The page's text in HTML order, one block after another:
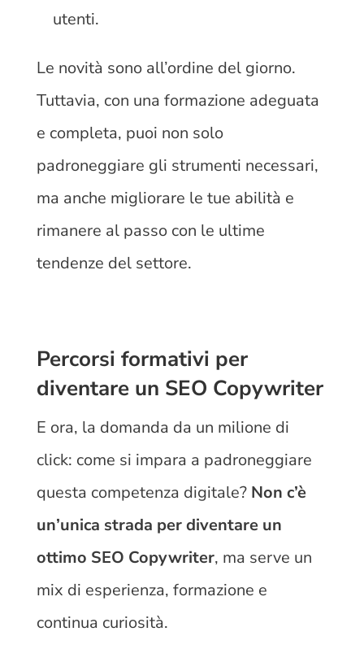
utenti.
Le novità sono all’ordine del giorno.
Tuttavia, con una formazione adeguata
e completa, puoi non solo
padroneggiare gli strumenti necessari,
ma anche migliorare le tue abilità e
rimanere al passo con le ultime
tendenze del settore.
Percorsi formativi per
diventare un SEO Copywriter
E ora, la domanda da un milione di
click: come si impara a padroneggiare
questa competenza digitale? Non c’è
un’unica strada per diventare un
ottimo SEO Copywriter, ma serve un
mix di esperienza, formazione e
continua curiosità.